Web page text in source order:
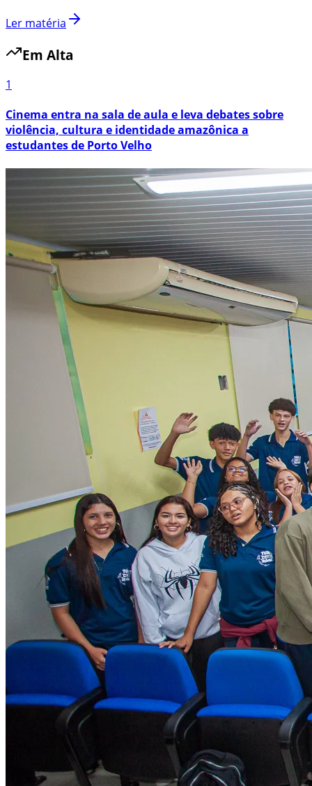
Ler matéria
Em Alta
1
Cinema entra na sala de aula e leva debates sobre
violência, cultura e identidade amazônica a
estudantes de Porto Velho